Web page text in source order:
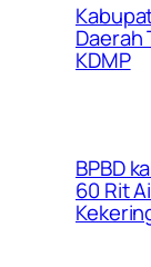
Daerah
KDMP
BPBD
60 Rit